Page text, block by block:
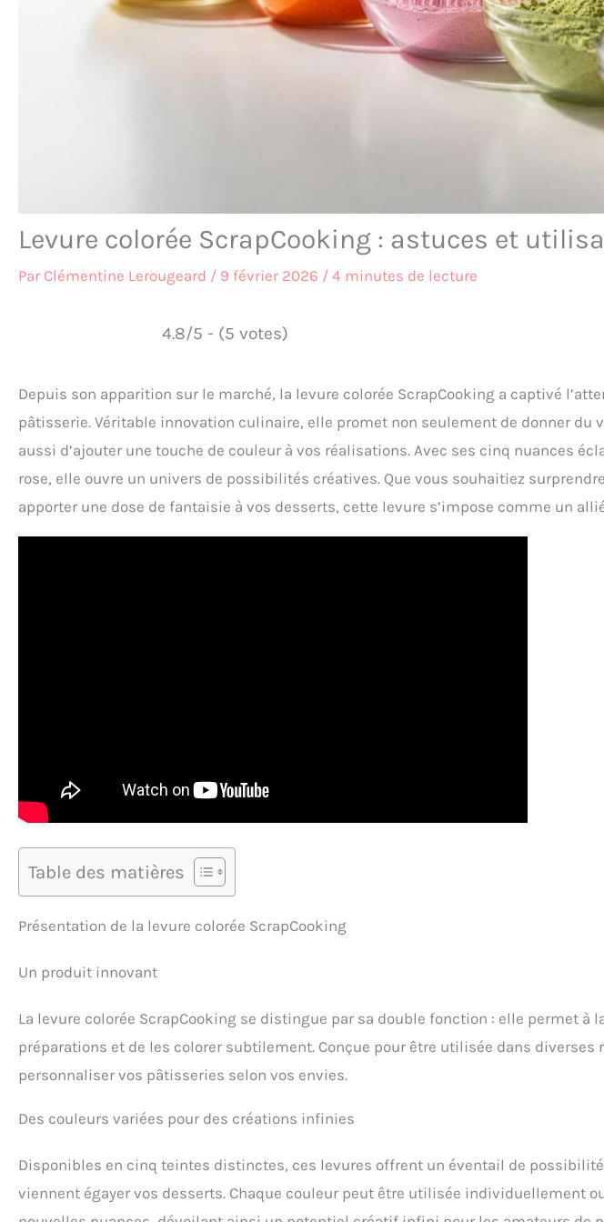
Levure colorée ScrapCooking : astuces et
Par Clémentine Lerougeard / 9 février 2026 / 4 minutes de lecture
4.8/5 - (5 votes)
Depuis son apparition sur le marché, la levure colorée ScrapCooking a captivé
pâtisserie. Véritable innovation culinaire, elle promet non seulement de donner du
aussi d’ajouter une touche de couleur à vos réalisations. Avec ses cinq nuances
rose, elle ouvre un univers de possibilités créatives. Que vous souhaitiez
apporter une dose de fantaisie à vos desserts, cette levure s’impose comme un
Table des matières
Présentation de la levure colorée ScrapCooking
Un produit innovant
La levure colorée ScrapCooking se distingue par sa double fonction : elle permet à
préparations et de les colorer subtilement. Conçue pour être utilisée dans diverses
personnaliser vos pâtisseries selon vos envies.
Des couleurs variées pour des créations infinies
Disponibles en cinq teintes distinctes, ces levures offrent un éventail de
viennent égayer vos desserts. Chaque couleur peut être utilisée individuellement